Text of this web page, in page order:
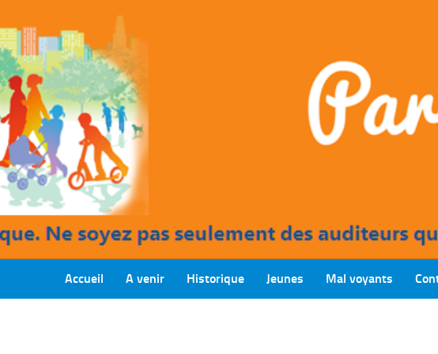
Accueil A venir Historique Jeunes Mal voyants